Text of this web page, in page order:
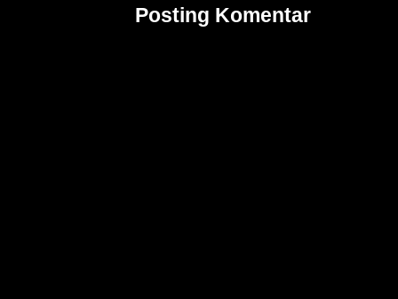
Posting Komentar